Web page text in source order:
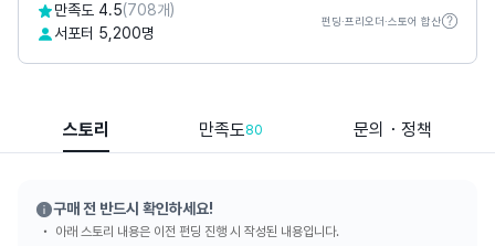
만족도 4.5(708개)
서포터 5,200명
펀딩·프리오더·스토어 합산
스토리 만족도80 문의・정책
구매 전 반드시 확인하세요!
아래 스토리 내용은 이전 펀딩 진행 시 작성된 내용입니다.